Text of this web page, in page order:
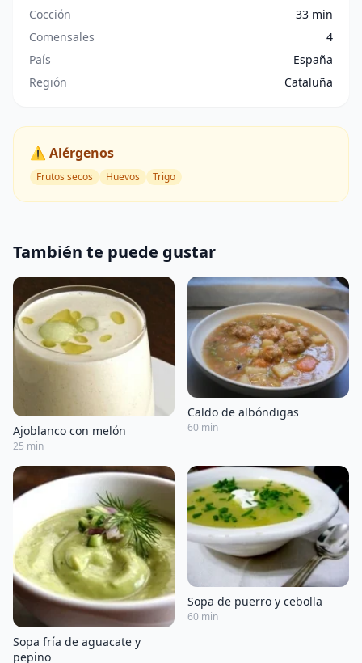
Cocción
33 min
Comensales
4
País
España
Región
Cataluña
⚠️ Alérgenos
Frutos secos Huevos Trigo
También te puede gustar
Ajoblanco con melón
25 min
Caldo de albóndigas
60 min
Sopa fría de aguacate y
pepino
Sopa de puerro y cebolla
60 min